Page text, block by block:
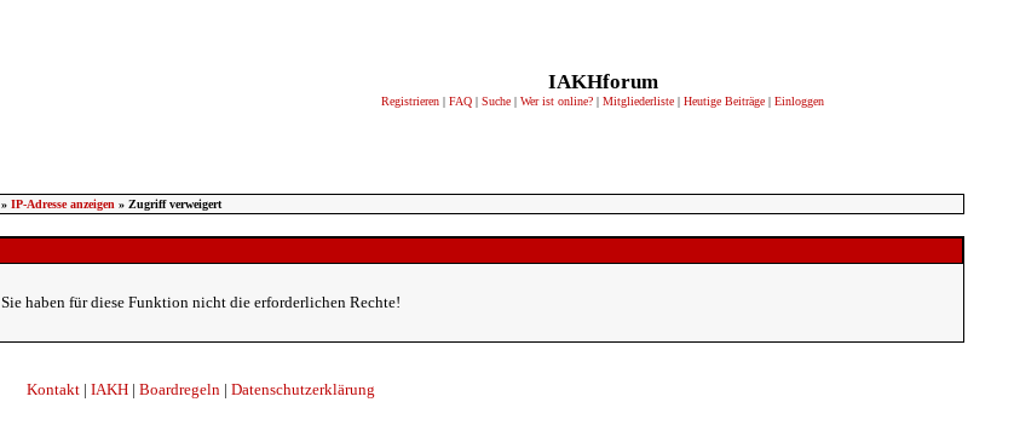
IAKHforum
Registrieren | FAQ | Suche | Wer ist online? | Mitgliederliste | Heutige Beiträge | Einloggen
» IP-Adresse anzeigen » Zugriff verweigert
Sie haben für diese Funktion nicht die erforderlichen Rechte!
Kontakt | IAKH | Boardregeln | Datenschutzerklärung